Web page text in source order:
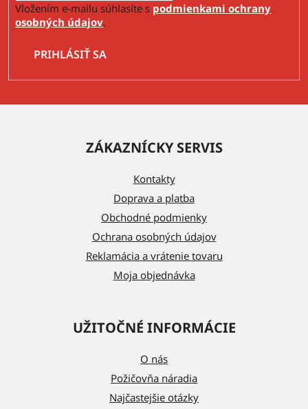
Vložením e-mailu súhlasíte s podmienkami ochrany
osobných údajov.
PRIHLÁSIŤ SA
ZÁKAZNÍCKY SERVIS
Kontakty
Doprava a platba
Obchodné podmienky
Ochrana osobných údajov
Reklamácia a vrátenie tovaru
Moja objednávka
UŽITOČNÉ INFORMÁCIE
O nás
Požičovňa náradia
Najčastejšie otázky